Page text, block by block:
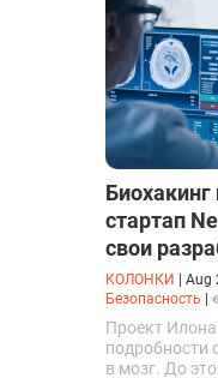
Биохакинг
стартап
свои
КОЛОНКИ Aug
Безопасность
Проект
подробности
в мозг. До